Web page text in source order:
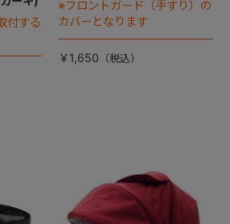
付する
※フロントガード（手すり）の
カバーとなります
￥1,650